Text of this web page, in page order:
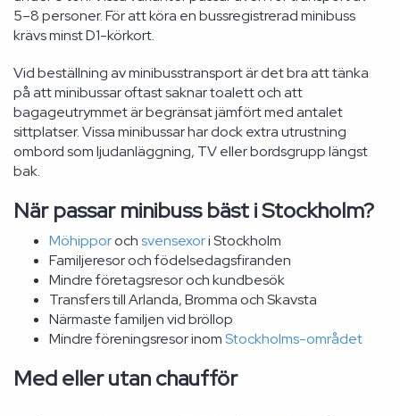
5–8 personer. För att köra en bussregistrerad minibuss
krävs minst D1-körkort.
Vid beställning av minibusstransport är det bra att tänka
på att minibussar oftast saknar toalett och att
bagageutrymmet är begränsat jämfört med antalet
sittplatser. Vissa minibussar har dock extra utrustning
ombord som ljudanläggning, TV eller bordsgrupp längst
bak.
När passar minibuss bäst i Stockholm?
Möhipporochsvensexori Stockholm
Familjeresor och födelsedagsfiranden
Mindre företagsresor och kundbesök
Transfers till Arlanda, Bromma och Skavsta
Närmaste familjen vid bröllop
Mindre föreningsresor inomStockholms-området
Med eller utan chaufför